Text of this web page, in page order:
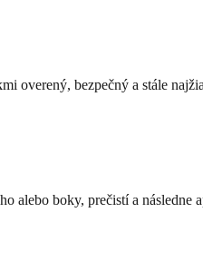
overený, bezpečný a stále
alebo boky, prečistí a následne